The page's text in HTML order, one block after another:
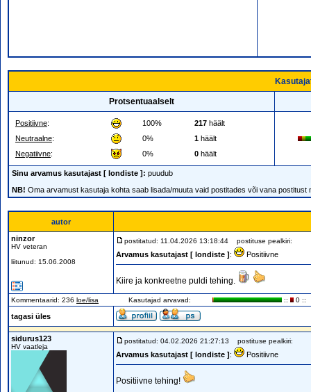
Protsentuaalselt
Positiivne: 100% 217 häält
Neutraalne: 0% 1 häält
Negatiivne: 0% 0 häält
Sinu arvamus kasutajast [ londiste ]: puudub
NB! Oma arvamust kasutaja kohta saab lisada/muuta vaid postitades või vana postitust
autor
ninzor
HV veteran
liitunud: 15.06.2008
postitatud: 11.04.2026 13:18:44 postituse pealkiri:
Arvamus kasutajast [ londiste ]: Positiivne
Kiire ja konkreetne puldi tehing.
Kommentaarid: 236 loe/lisa Kasutajad arvavad: :: 0 ::
tagasi üles
sidurus123
HV vaatleja
postitatud: 04.02.2026 21:27:13 postituse pealkiri:
Arvamus kasutajast [ londiste ]: Positiivne
Positiivne tehing!